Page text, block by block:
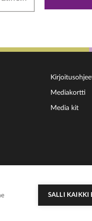
Mediakortti
Media kit
Cookie asetukset
SALLI KAIKKI